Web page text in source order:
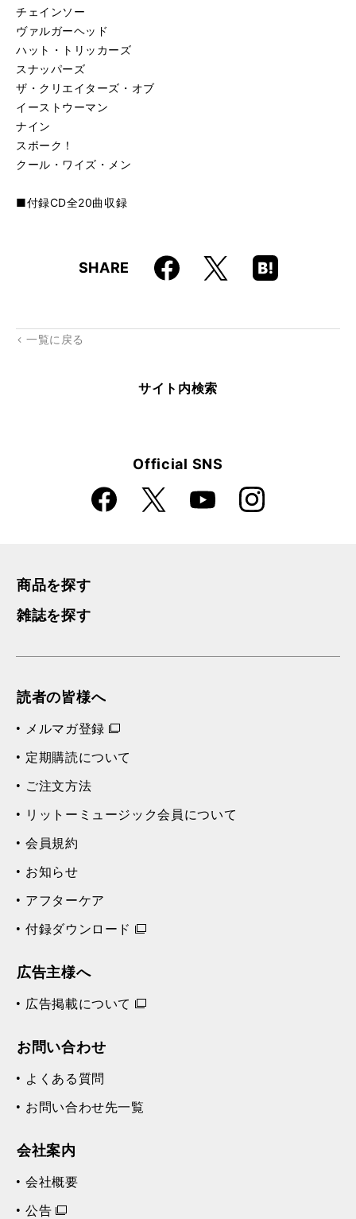
チェインソー
ヴァルガーヘッド
ハット・トリッカーズ
スナッパーズ
ザ・クリエイターズ・オブ
イーストウーマン
ナイン
スポーク！
クール・ワイズ・メン
■付録CD全20曲収録
SHARE Faceboo
k
X
Hatena
Boo
一覧に戻る
サイト内検索
Official SNS
Faceboo
k
X YouTube Instagra
m
商品を探す
雑誌を探す
読者の皆様へ
メルマガ登録
定期購読について
ご注文方法
リットーミュージック会員について
会員規約
お知らせ
アフターケア
付録ダウンロード
広告主様へ
広告掲載について
お問い合わせ
よくある質問
お問い合わせ先一覧
会社案内
会社概要
公告